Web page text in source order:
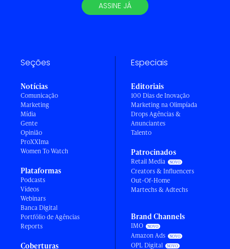
ASSINE JÁ
Seções
Notícias
Comunicação
Marketing
Mídia
Gente
Opinião
ProXXIma
Women To Watch
Plataformas
Podcasts
Vídeos
Webinars
Banca Digital
Portfólio de Agências
Reports
Coberturas
Especiais
Editoriais
100 Dias de Inovação
Marketing na Olimpíada
Drops Agências &
Anunciantes
Talento
Patrocinados
Retail Media
Creators & Influencers
Out-Of-Home
Martechs & Adtechs
Brand Channels
IMO
Amazon Ads
OPL Digital